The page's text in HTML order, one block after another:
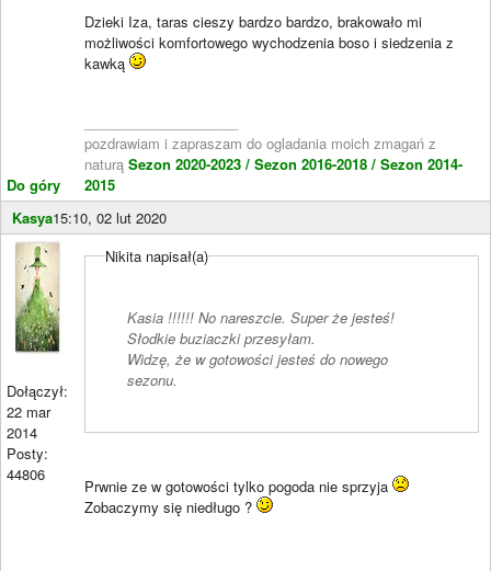
Do góry
Dzieki Iza, taras cieszy bardzo bardzo, brakowało mi
możliwości komfortowego wychodzenia boso i siedzenia z
kawką
pozdrawiam i zapraszam do ogladania moich zmagań z
naturą Sezon 2020-2023 / Sezon 2016-2018 / Sezon 2014-
2015
Kasya15:10, 02 lut 2020
Dołączył:
22 mar
2014
Posty:
44806
Nikita napisał(a)
Kasia !!!!!! No nareszcie. Super że jesteś!
Słodkie buziaczki przesyłam.
Widzę, że w gotowości jesteś do nowego
sezonu.
Prwnie ze w gotowości tylko pogoda nie sprzyja
Zobaczymy się niedługo ?